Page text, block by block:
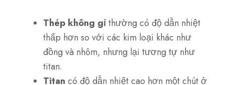
Thép không gỉthường có độ dẫn nhiệt
thấp hơn so với các kim loại khác như
đồng và nhôm, nhưng lại tương tự như
titan.
Titan có độ dẫn nhiệt cao hơn một chút ở